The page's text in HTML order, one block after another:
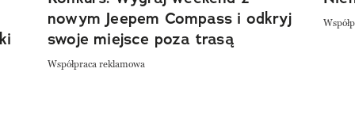
nowym Jeepem Compass i odkryj
swoje miejsce poza trasą
Współpraca reklamowa